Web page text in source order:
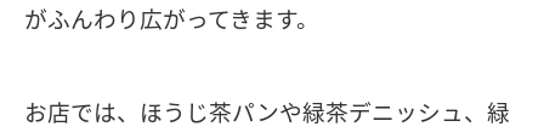
がふんわり広がってきます。
お店では、ほうじ茶パンや緑茶デニッシュ、緑